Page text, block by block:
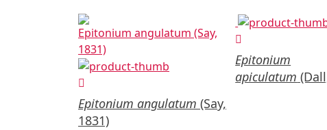
Epitonium angulatum (Say,
1831)
Epitonium
apiculatum